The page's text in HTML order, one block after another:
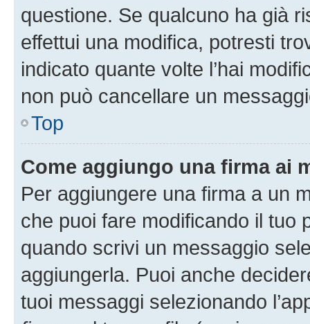
questione. Se qualcuno ha già
effettui una modifica, potresti
indicato quante volte l’hai
non può cancellare un
Top
Come aggiungo una firma ai
Per aggiungere una firma a un
che puoi fare modificando il tuo
quando scrivi un messaggio
aggiungerla. Puoi anche
tuoi messaggi selezionando